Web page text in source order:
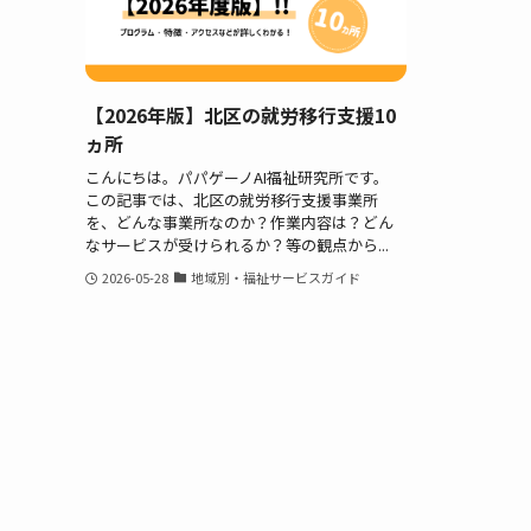
【2026年版】北区の就労移行支援10
ヵ所
こんにちは。パパゲーノAI福祉研究所です。
この記事では、北区の就労移行支援事業所
を、どんな事業所なのか？作業内容は？どん
なサービスが受けられるか？等の観点から...
2026-05-28 地域別・福祉サービスガイド